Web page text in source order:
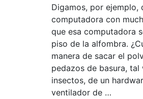
Digamos, por ejemplo,
computadora con
que esa computadora
piso de la alfombra.
manera de sacar el
pedazos de basura, tal
insectos, de un
ventilador de …